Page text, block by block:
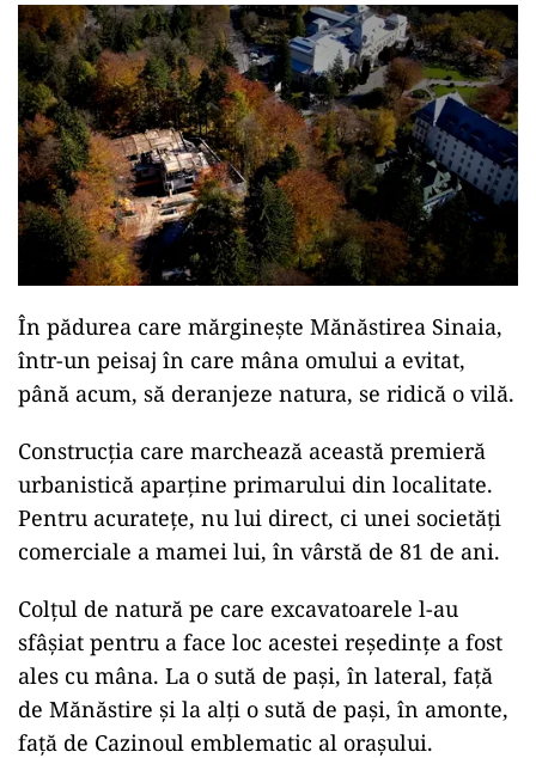
În pădurea care mărginește Mănăstirea Sinaia,
într-un peisaj în care mâna omului a evitat,
până acum, să deranjeze natura, se ridică o vilă.
Construcția care marchează această premieră
urbanistică aparține primarului din localitate.
Pentru acuratețe, nu lui direct, ci unei societăți
comerciale a mamei lui, în vârstă de 81 de ani.
Colțul de natură pe care excavatoarele l-au
sfâșiat pentru a face loc acestei reședințe a fost
ales cu mâna. La o sută de pași, în lateral, față
de Mănăstire și la alți o sută de pași, în amonte,
față de Cazinoul emblematic al orașului.